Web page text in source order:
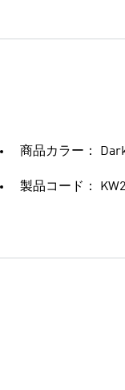
商品カラー：
製品コード：